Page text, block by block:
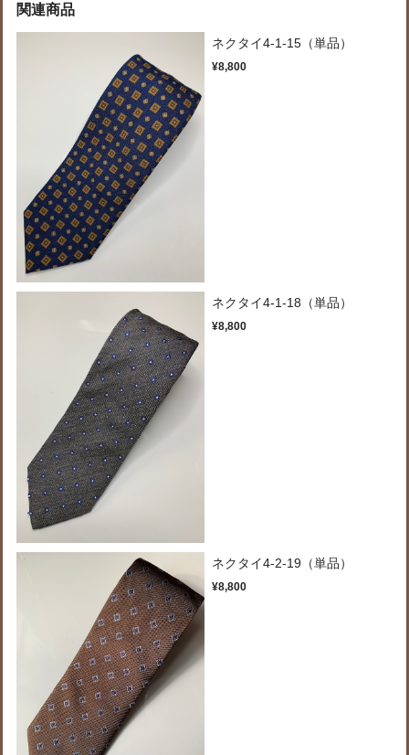
関連商品
ネクタイ4-1-15（単品）
¥8,800
ネクタイ4-1-18（単品）
¥8,800
ネクタイ4-2-19（単品）
¥8,800